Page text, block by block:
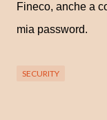
Fineco, anche a
mia password.
SECURITY